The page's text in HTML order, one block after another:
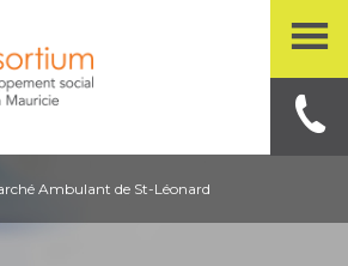
Ambulant de St-Léonard